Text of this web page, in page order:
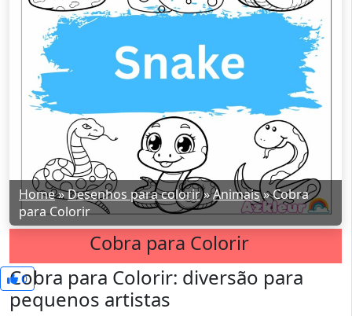
Home»Desenhos para colorir»Animais»Cobra
para Colorir
Cobra para Colorir
0
Cobra para Colorir: diversão para
pequenos artistas